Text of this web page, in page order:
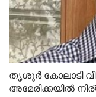
തൃശൂർ കോലാടി
അമേരിക്കയിൽ